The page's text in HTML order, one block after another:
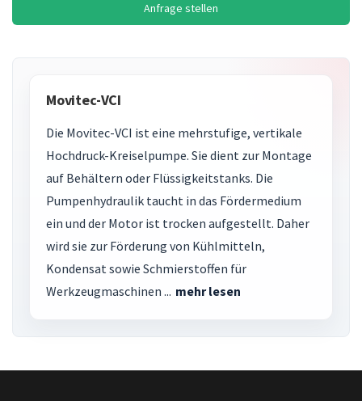
Anfrage stellen
Movitec-VCI
Die Movitec-VCI ist eine mehrstufige, vertikale
Hochdruck-Kreiselpumpe. Sie dient zur Montage
auf Behältern oder Flüssigkeitstanks. Die
Pumpenhydraulik taucht in das Fördermedium
ein und der Motor ist trocken aufgestellt. Daher
wird sie zur Förderung von Kühlmitteln,
Kondensat sowie Schmierstoffen für
Werkzeugmaschinen ... mehr lesen